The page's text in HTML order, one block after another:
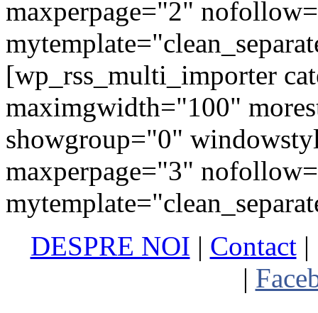
maxperpage="2"
[wp_rss_multi_importer
maximgwidth="100"
showgroup="0"
maxperpage="3"
DESPRE NOI | Contact|
|